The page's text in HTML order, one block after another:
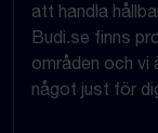
att handla
Budi.se finns
områden och vi
något just för